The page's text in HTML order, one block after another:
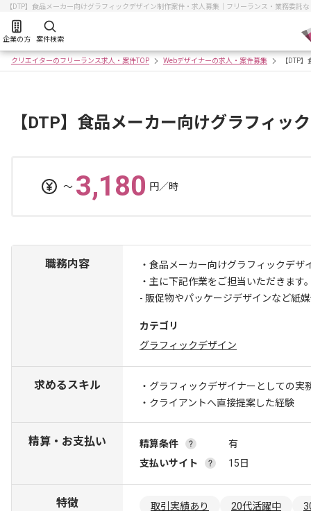
【DTP】食品メーカー向けグラフィックデザイン制作案件・求人募集｜フリーランス・業務委託
企業の方 案件検索
クリエイターのフリーランス求人・案件TOP Webデザイナーの求人・案件募集 【DTP
【DTP】食品メーカー向けグラフィッ
〜 3,180 円／時
職務内容
・食品メーカー向けグラフィックデザ
・主に下記作業をご担当いただきます
- 販促物やパッケージデザインなど紙
カテゴリ
グラフィックデザイン
求めるスキル
・グラフィックデザイナーとしての実
・クライアントへ直接提案した経験
精算・お支払い 精算条件
有
支払いサイト
15日
特徴 取引実績あり 20代活躍中